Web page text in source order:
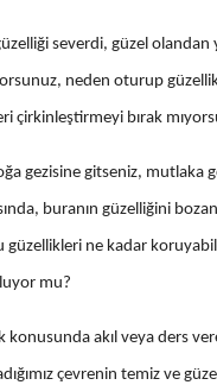
severdi, güzel olandan
neden oturup
çirkinleştirmeyi bırak
gezisine gitseniz, mutlaka
buranın güzelliğini
güzellikleri ne kadar
mu?
konusunda akıl veya ders
çevrenin temiz ve